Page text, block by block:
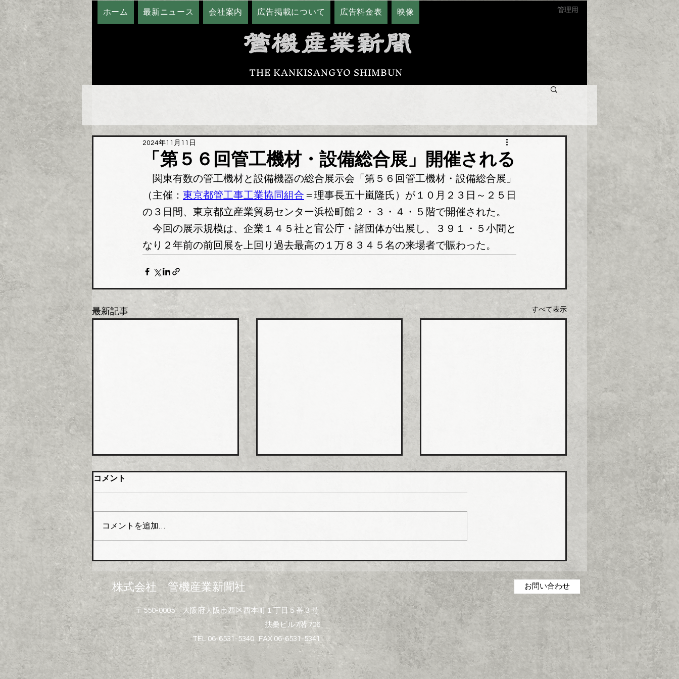
ホーム 最新ニュース 会社案内 広告掲載について 広告料金表 映像
THE KANKISANGYO SHIMBUN
管理用
「第５６回管工機材・設備総合展」開催される
2024年11月11日
関東有数の管工機材と設備機器の総合展示会「第５６回管工機材・設備総合展」
（主催： 東京都管工事工業協同組合 ＝理事長五十嵐隆氏）が１０月２３日～２５日
の３日間、東京都立産業貿易センター浜松町館２・３・４・５階で開催された。
今回の展示規模は、企業１４５社と官公庁・諸団体が出展し、３９１・５小間と
なり２年前の前回展を上回り過去最高の１万８３４５名の来場者で賑わった。
最新記事 すべて表示
大阪管材組合 石油由来製品
の対策要望書を近畿経済産業
局へ
組合員企業１０４社を対象に
「中東情勢の変化に伴う供給不
し、集計結果を取りまとめた。
米国・イスラエルのイランへ
の軍事攻撃は中東情勢の悪化を
招き、日本経済に深刻なダメー
ジを与えている。原油・ナフサ
を原料とする配管資材や建設資
材で急激な価格高騰と供給不安
といった影響が広がっている。
塩ビ製品、断熱材、塗料、シン
ナー溶剤
ヒトミを完全子会社化、ヒト
ミ新社長に七條智氏就任
ホーコス グリース阻集器・
値上げ
一部製品について価格改定（値
経費低減に取り組んできたが、
昨今の原材料・エネルギーコス
トの高騰を吸収することができ
ず、一部製品の価格改定（値上
げ）に踏み切った。 対象とな
る製品は、グリース阻集器、排
水桝、オイル阻集器、その他阻
集器類、空調機用ドレントラッ
プ、設
コメント
コメントを追加…
株式会社 管機産業新聞社 お問い合わせ
〒550-0005 大阪府大阪市西区西本町１丁目５番３号
扶桑ビル7階 706
TEL 06-6531-5340 FAX 06-6531-5341